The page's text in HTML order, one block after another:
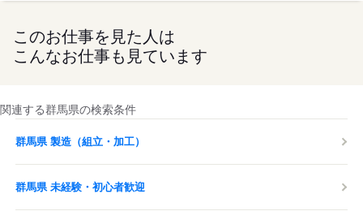
このお仕事を見た人は
こんなお仕事も見ています
関連する群馬県の検索条件
群馬県 製造（組立・加工）
群馬県 未経験・初心者歓迎